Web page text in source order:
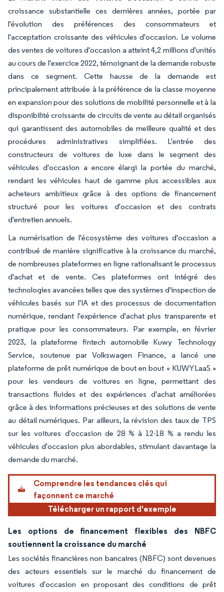
croissance substantielle ces dernières années, portée par
l'évolution des préférences des consommateurs et
l'acceptation croissante des véhicules d'occasion. Le volume
des ventes de voitures d'occasion a atteint 4,2 millions d'unités
au cours de l'exercice 2022, témoignant de la demande robuste
dans ce segment. Cette hausse de la demande est
principalement attribuée à la préférence de la classe moyenne
en expansion pour des solutions de mobilité personnelle et à la
disponibilité croissante de circuits de vente au détail organisés
qui garantissent des automobiles de meilleure qualité et des
procédures administratives simplifiées. L'entrée des
constructeurs de voitures de luxe dans le segment des
véhicules d'occasion a encore élargi la portée du marché,
rendant les véhicules haut de gamme plus accessibles aux
acheteurs ambitieux grâce à des options de financement
structuré pour les voitures d'occasion et des contrats
d'entretien annuels.
La numérisation de l'écosystème des voitures d'occasion a
contribué de manière significative à la croissance du marché,
de nombreuses plateformes en ligne rationalisant le processus
d'achat et de vente. Ces plateformes ont intégré des
technologies avancées telles que des systèmes d'inspection de
véhicules basés sur l'IA et des processus de documentation
numérique, rendant l'expérience d'achat plus transparente et
pratique pour les consommateurs. Par exemple, en février
2023, la plateforme fintech automobile Kuwy Technology
Service, soutenue par Volkswagen Finance, a lancé une
plateforme de prêt numérique de bout en bout « KUWYLaaS »
pour les vendeurs de voitures en ligne, permettant des
transactions fluides et des expériences d'achat améliorées
grâce à des informations précieuses et des solutions de vente
au détail numériques. Par ailleurs, la révision des taux de TPS
sur les voitures d'occasion de 28 % à 12-18 % a rendu les
véhicules d'occasion plus abordables, stimulant davantage la
demande du marché.
Comprendre les tendances clés qui
façonnent ce marché
Télécharger un rapport d'exemple
Les options de financement flexibles des NBFC
soutiennent la croissance du marché
Les sociétés financières non bancaires (NBFC) sont devenues
des acteurs essentiels sur le marché du financement de
voitures d'occasion en proposant des conditions de prêt